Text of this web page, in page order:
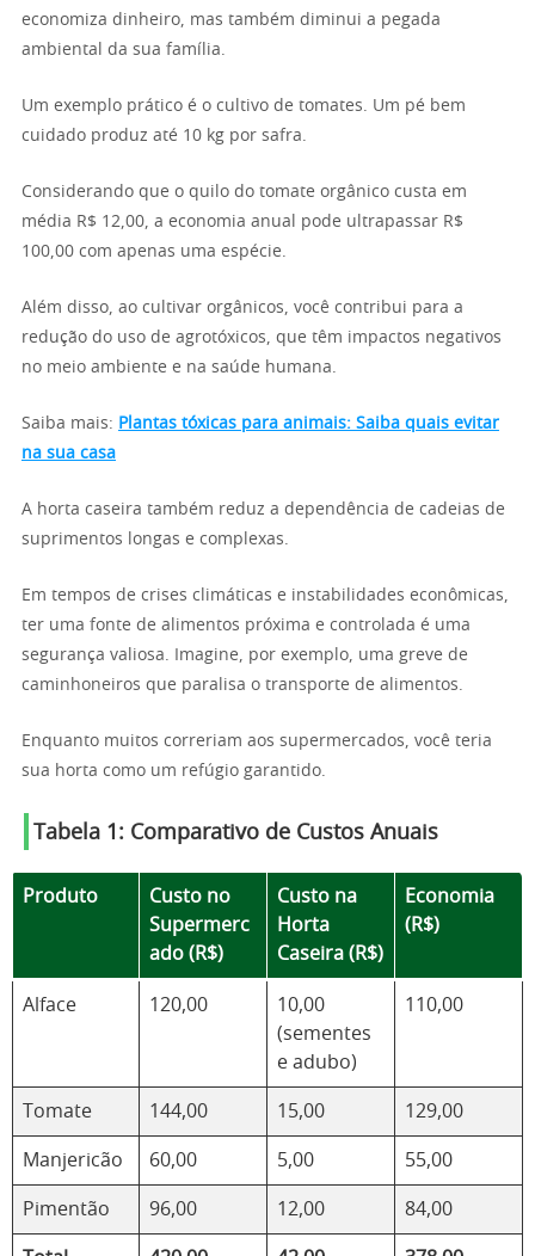
economiza dinheiro, mas também diminui a pegada
ambiental da sua família.
Um exemplo prático é o cultivo de tomates. Um pé bem
cuidado produz até 10 kg por safra.
Considerando que o quilo do tomate orgânico custa em
média R$ 12,00, a economia anual pode ultrapassar R$
100,00 com apenas uma espécie.
Além disso, ao cultivar orgânicos, você contribui para a
redução do uso de agrotóxicos, que têm impactos negativos
no meio ambiente e na saúde humana.
Saiba mais: Plantas tóxicas para animais: Saiba quais evitar
na sua casa
A horta caseira também reduz a dependência de cadeias de
suprimentos longas e complexas.
Em tempos de crises climáticas e instabilidades econômicas,
ter uma fonte de alimentos próxima e controlada é uma
segurança valiosa. Imagine, por exemplo, uma greve de
caminhoneiros que paralisa o transporte de alimentos.
Enquanto muitos correriam aos supermercados, você teria
sua horta como um refúgio garantido.
Tabela 1: Comparativo de Custos Anuais
Produto
Custo no
Supermerc
ado (R$)
Custo na
Horta
Caseira (R$)
Economia
(R$)
Alface 120,00
10,00
(sementes
e adubo)
110,00
Tomate 144,00 15,00 129,00
Manjericão 60,00 5,00 55,00
Pimentão 96,00 12,00 84,00